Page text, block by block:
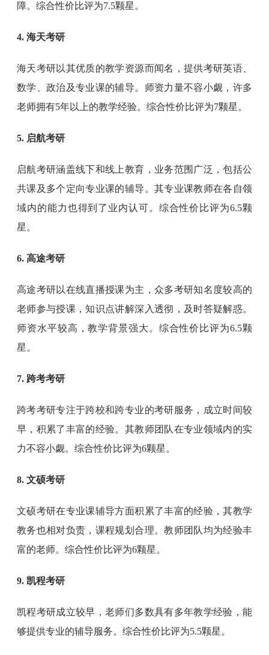
障。综合性价比评为7.5颗星。
4. 海天考研
海天考研以其优质的教学资源而闻名，提供考研英语、
数学、政治及专业课的辅导。师资力量不容小觑，许多
老师拥有5年以上的教学经验。综合性价比评为7颗星。
5. 启航考研
启航考研涵盖线下和线上教育，业务范围广泛，包括公
共课及多个定向专业课的辅导。其专业课教师在各自领
域内的能力也得到了业内认可。综合性价比评为6.5颗
星。
6. 高途考研
高途考研以在线直播授课为主，众多考研知名度较高的
老师参与授课，知识点讲解深入透彻，及时答疑解惑。
师资水平较高，教学背景强大。综合性价比评为6.5颗
星。
7. 跨考考研
跨考考研专注于跨校和跨专业的考研服务，成立时间较
早，积累了丰富的经验。其教师团队在专业领域内的实
力不容小觑。综合性价比评为6颗星。
8. 文硕考研
文硕考研在专业课辅导方面积累了丰富的经验，其教学
教务也相对负责，课程规划合理。教师团队均为经验丰
富的老师。综合性价比评为6颗星。
9. 凯程考研
凯程考研成立较早，老师们多数具有多年教学经验，能
够提供专业的辅导服务。综合性价比评为5.5颗星。